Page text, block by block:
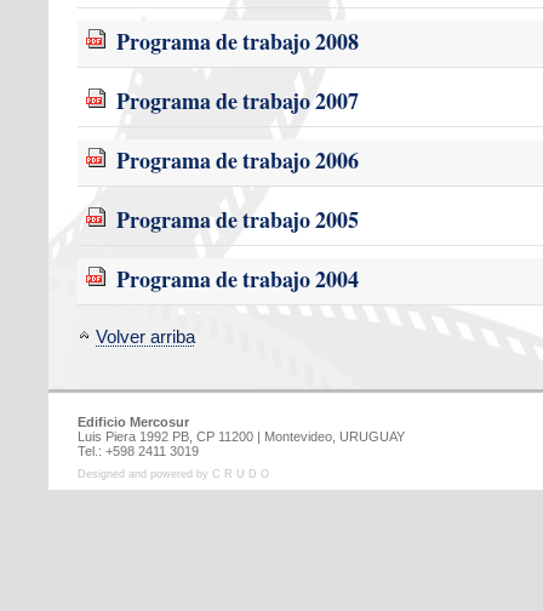
Programa de trabajo 2008
Programa de trabajo 2007
Programa de trabajo 2006
Programa de trabajo 2005
Programa de trabajo 2004
Volver arriba
Edificio Mercosur
Luis Piera 1992 PB, CP 11200 | Montevideo, URUGUAY
Tel.: +598 2411 3019
Designed and powered by C R U D O